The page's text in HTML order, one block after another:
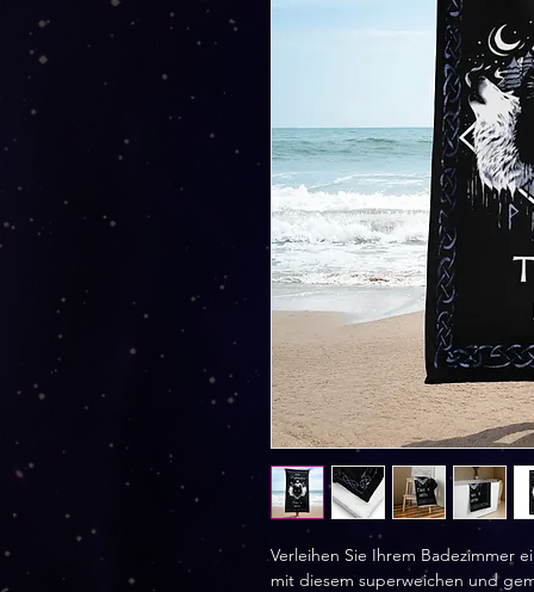
Verleihen Sie Ihrem Badezimmer
mit diesem superweichen und